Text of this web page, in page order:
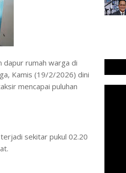
dapur rumah warga di
Kamis (19/2/2026) dini
mencapai puluhan
sekitar pukul 02.20